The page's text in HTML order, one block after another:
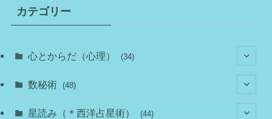
カテゴリー
心とからだ（心理） (34)
(22)
数秘術 (48)
(11)
星読み（＊西洋占星術） (44)